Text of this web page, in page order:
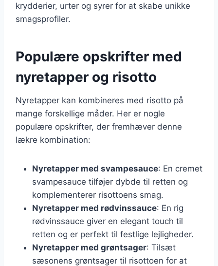
krydderier, urter og syrer for at skabe unikke
smagsprofiler.
Populære opskrifter med
nyretapper og risotto
Nyretapper kan kombineres med risotto på
mange forskellige måder. Her er nogle
populære opskrifter, der fremhæver denne
lækre kombination:
Nyretapper med svampesauce: En cremet
svampesauce tilføjer dybde til retten og
komplementerer risottoens smag.
Nyretapper med rødvinssauce: En rig
rødvinssauce giver en elegant touch til
retten og er perfekt til festlige lejligheder.
Nyretapper med grøntsager: Tilsæt
sæsonens grøntsager til risottoen for at